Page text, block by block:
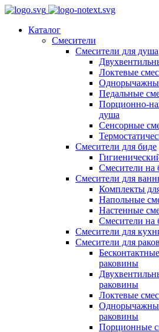
Каталог
Смесители
Смесители для душа
Локтевые
Педальные
Порционно-
душа
Сенсорные
Смесители для биде
Смесители на
Смесители для
Комплекты
Напольные
Настенные
Смесители на
Смесители для
Смесители для
раковины
раковины
Локтевые
раковины
Порционные